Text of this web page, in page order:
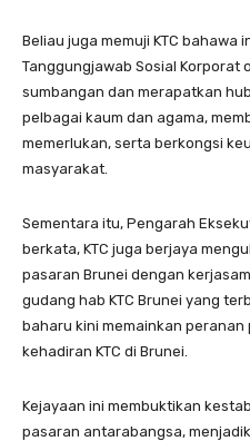
Beliau juga memuji KTC
Tanggungjawab Sosial Korporat
sumbangan dan merapatkan
pelbagai kaum dan agama,
memerlukan, serta berkongsi
masyarakat.
Sementara itu, Pengarah
berkata, KTC juga berjaya
pasaran Brunei dengan
gudang hab KTC Brunei yang
baharu kini memainkan
kehadiran KTC di Brunei.
Kejayaan ini membuktikan
pasaran antarabangsa,